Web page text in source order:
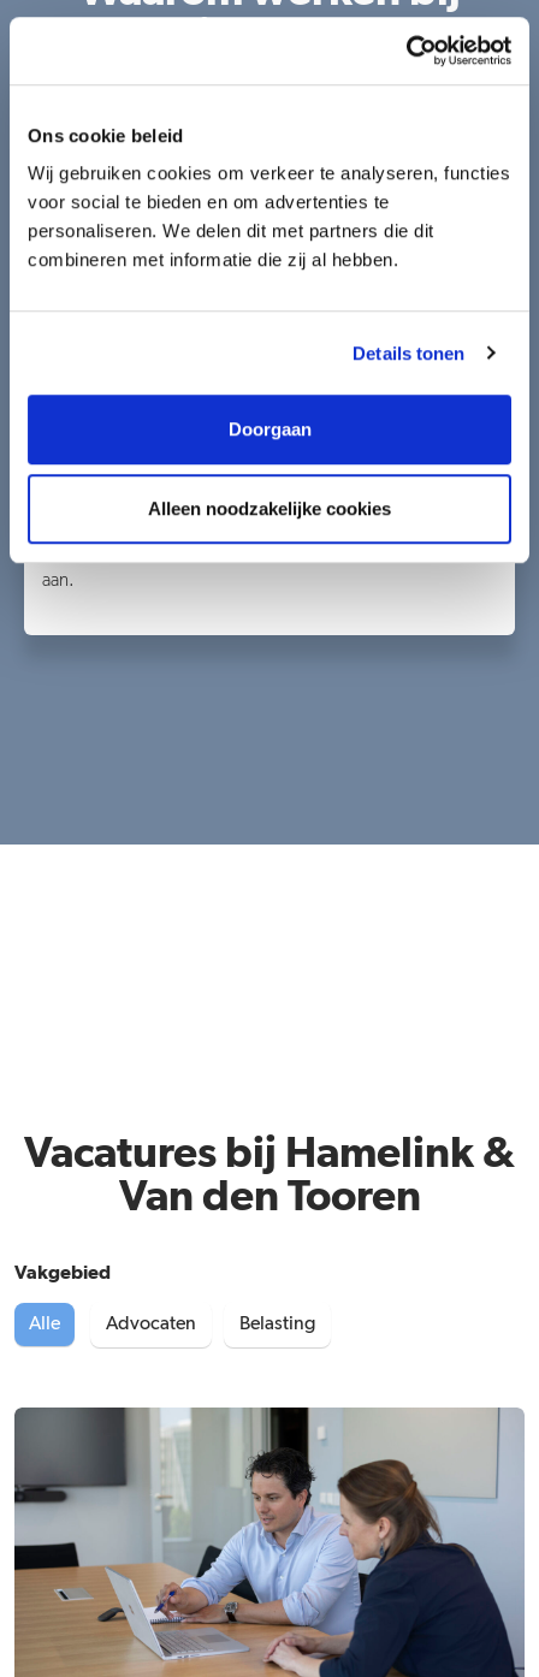
Ons cookie beleid
Wij gebruiken cookies om verkeer te analyseren, functies
voor social te bieden en om advertenties te
personaliseren. We delen dit met partners die dit
combineren met informatie die zij al hebben.
Details tonen
Doorgaan
Alleen noodzakelijke cookies
Hamelink & Van den
Tooren
Adal
Belastingadviseur - btw
Ik besloot om bij Hamelink & Van den Tooren te solliciteren
voornamelijk vanwege de prettige sfeer en de vriendelijke
zou zijn om hier te werken. De professionele, maar open
werkcultuur sprak me erg aan, waarbij iedereen
toegankelijk en behulpzaam is. Ook de focus op zowel
professionele als persoonlijke ontwikkeling trok mij sterk
aan.
Vacatures bij Hamelink &
Van den Tooren
Vakgebied
Alle Advocaten Belasting